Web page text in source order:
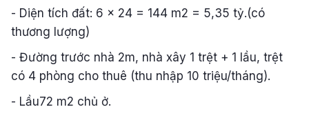
- Diện tích đất: 6 x 24 = 144 m2 = 5,35 tỷ.(có
thương lượng)
- Đường trước nhà 2m, nhà xây 1 trệt + 1 lầu, trệt
có 4 phòng cho thuê (thu nhập 10 triệu/tháng).
- Lầu72 m2 chủ ở.